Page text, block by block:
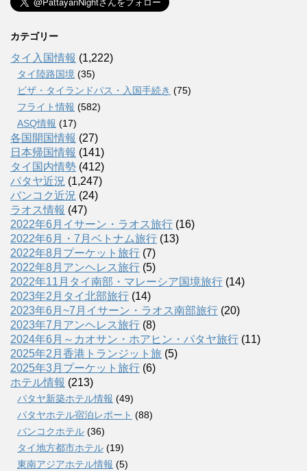
カテゴリー
タイ入国情報 (1,222)
タイ陸路国境 (35)
ビザ・タイランドパス・入国手続き (75)
フライト情報 (582)
ASQ情報 (17)
各国開国情報 (27)
日本帰国情報 (141)
タイ国内情勢 (412)
パタヤ近況 (1,247)
バンコク近況 (24)
ラオス情報 (47)
2022年6月イサーン・ラオス旅行 (16)
2022年6月・7月ベトナム旅行 (13)
2022年8月プーケット旅行 (7)
2022年8月アンヘレス旅行 (5)
2022年11月タイ南部・マレーシア国境旅行 (14)
2023年2月タイ北部旅行 (14)
2023年6月~7月イサーン・ラオス南部旅行 (20)
2023年7月アンヘレス旅行 (8)
2024年6月～カオサン・ホアヒン・パタヤ旅行 (11)
2025年2月香港トランジット旅 (5)
2025年3月プーケット旅行 (6)
ホテル情報 (213)
パタヤ新築ホテル情報 (49)
パタヤホテル宿泊レポート (88)
バンコクホテル (36)
タイ地方都市ホテル (19)
東南アジアホテル情報 (5)